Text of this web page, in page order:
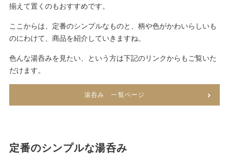
揃えて置くのもおすすめです。
ここからは、定番のシンプルなものと、柄や色がかわいらしいも
のにわけて、商品を紹介していきますね。
色んな湯呑みを見たい、という方は下記のリンクからもご覧いた
だけます。
湯呑み 一覧ページ
定番のシンプルな湯呑み